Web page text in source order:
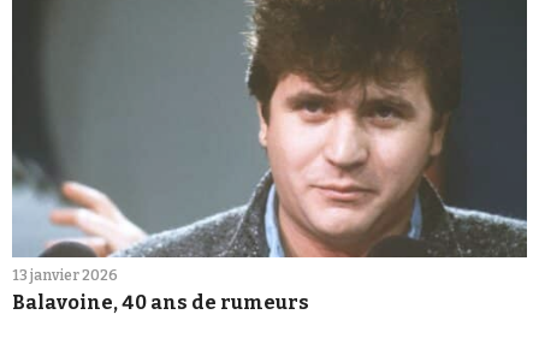
13 janvier 2026
Balavoine, 40 ans de rumeurs